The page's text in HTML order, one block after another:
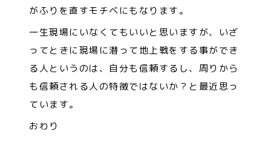
がふりを直すモチベにもなります。
一生現場にいなくてもいいと思いますが、いざ
ってときに現場に潜って地上戦をする事ができ
る人というのは、自分も信頼するし、周りから
も信頼される人の特徴ではないか？と最近思っ
ています。
おわり